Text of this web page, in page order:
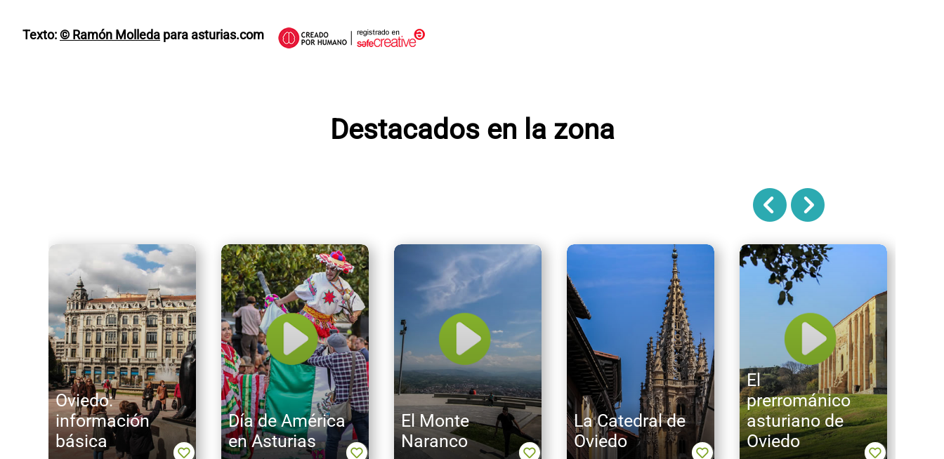
Texto:© Ramón Molleda para asturias.com
Destacados en la zona
Oviedo:
información
básica
Día de América
en Asturias
El Monte
Naranco
La Catedral de
Oviedo
El
prerrománico
asturiano de
Oviedo